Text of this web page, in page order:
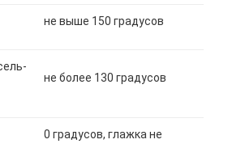
не выше 150 градусов
не более 130 градусов
0 градусов, глажка не